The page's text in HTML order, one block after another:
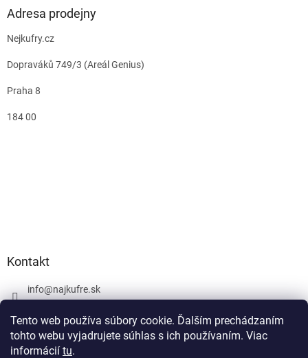
Tento web používa súbory cookie. Ďalším prechádzaním
tohto webu vyjadrujete súhlas s ich používaním. Viac
informácií tu.
Adresa prodejny
Nejkufry.cz
Dopraváků 749/3 (Areál Genius)
Praha 8
184 00
Kontakt
info@najkufre.sk
Facebook